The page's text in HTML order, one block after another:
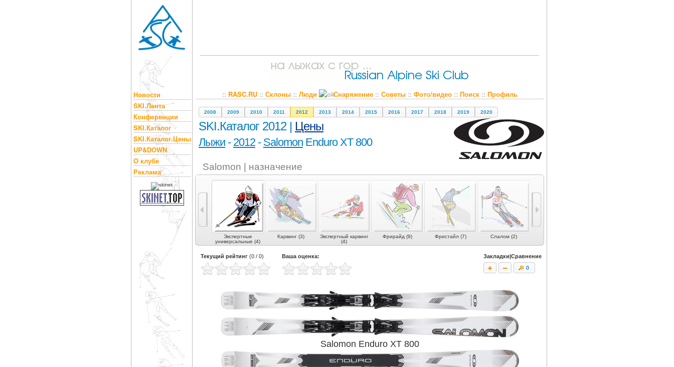
Новости
SKI.Лента
Конференции
SKI.Каталог
SKI.Каталог.Цены
UP&DOWN
О клубе
Реклама
:: RASC.RU:: Склоны:: Люди Снаряжение:: Советы:: Фото/видео:: Поиск:: Профиль
2008 2009 2010 2011 2012 2013 2014 2015 2016 2017 2018 2019 2020
SKI.Каталог 2012 | Цены
Лыжи - 2012- Salomon Enduro XT 800
Salomon | назначение
Универсальные (4)
Экспертные
универсальные (4)
Карвинг (3)
Экспертный карвинг
(4)
Фрирайд (9) Фристайл (7) Слалом (2)
Текущий рейтинг (0 / 0) Ваша оценка:
Закладки|Сравнение
0
Salomon Enduro XT 800